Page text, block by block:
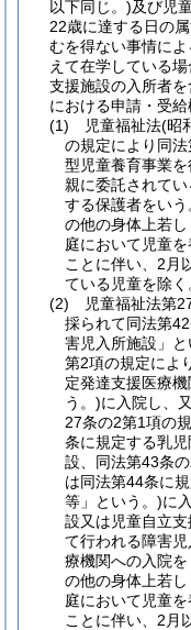
以下同じ。)及び児
22歳に達する日の
むを得ない事情に
えて在学している
支援施設の入所者
における申請・受給
(1) 児童福祉法(昭
の規定により同
型児童養育事業
親に委託されて
する保護者をい
の他の身体上若
庭において児童
ことに伴い、2月
ている児童を除く
(2) 児童福祉法第
採られて同法第
害児入所施設」
第2項の規定によ
定発達支援医療
う。)に入院し、
27条の2第1項の
条に規定する乳
設、同法第43条
は同法第44条に
等」という。)に
設又は児童自立
て行われる障害
療機関への入院
の他の身体上若
庭において児童
ことに伴い、2月